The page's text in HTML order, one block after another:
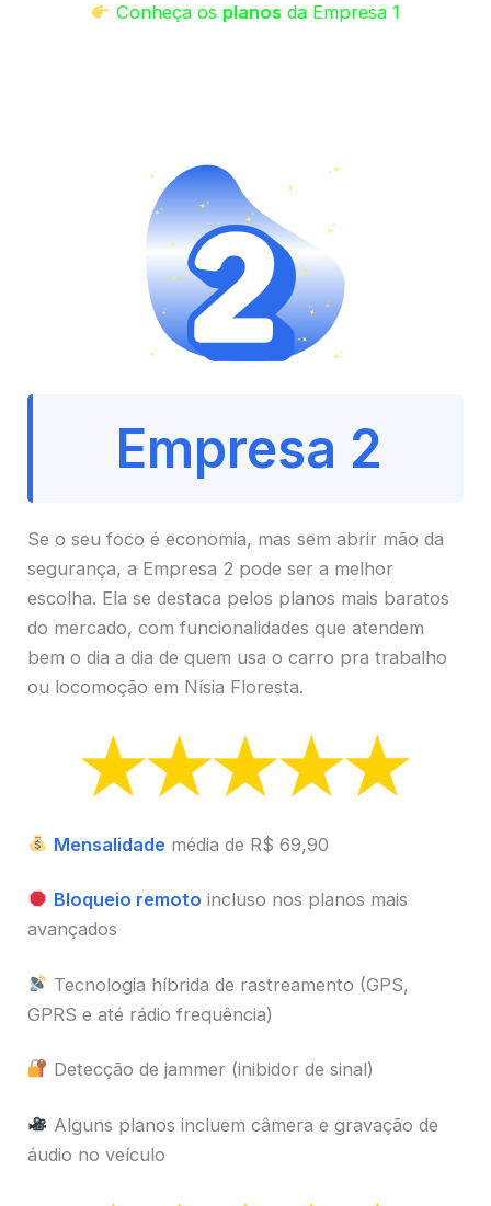
Conheça os planos da Empresa 1
Empresa 2
Se o seu foco é economia, mas sem abrir mão da
segurança, a Empresa 2 pode ser a melhor
escolha. Ela se destaca pelos planos mais baratos
do mercado, com funcionalidades que atendem
bem o dia a dia de quem usa o carro pra trabalho
ou locomoção em Nísia Floresta.
Mensalidade média de R$ 69,90
Bloqueio remoto incluso nos planos mais
avançados
Tecnologia híbrida de rastreamento (GPS,
GPRS e até rádio frequência)
Detecção de jammer (inibidor de sinal)
Alguns planos incluem câmera e gravação de
áudio no veículo